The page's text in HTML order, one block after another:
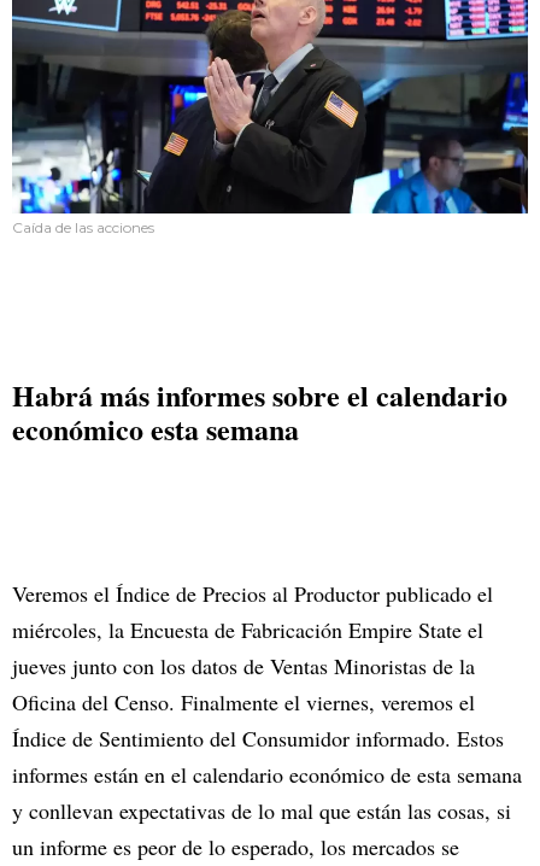
Caída de las acciones
Habrá más informes sobre el calendario
económico esta semana
Veremos el Índice de Precios al Productor publicado el
miércoles, la Encuesta de Fabricación Empire State el
jueves junto con los datos de Ventas Minoristas de la
Oficina del Censo. Finalmente el viernes, veremos el
Índice de Sentimiento del Consumidor informado. Estos
informes están en el calendario económico de esta semana
y conllevan expectativas de lo mal que están las cosas, si
un informe es peor de lo esperado, los mercados se